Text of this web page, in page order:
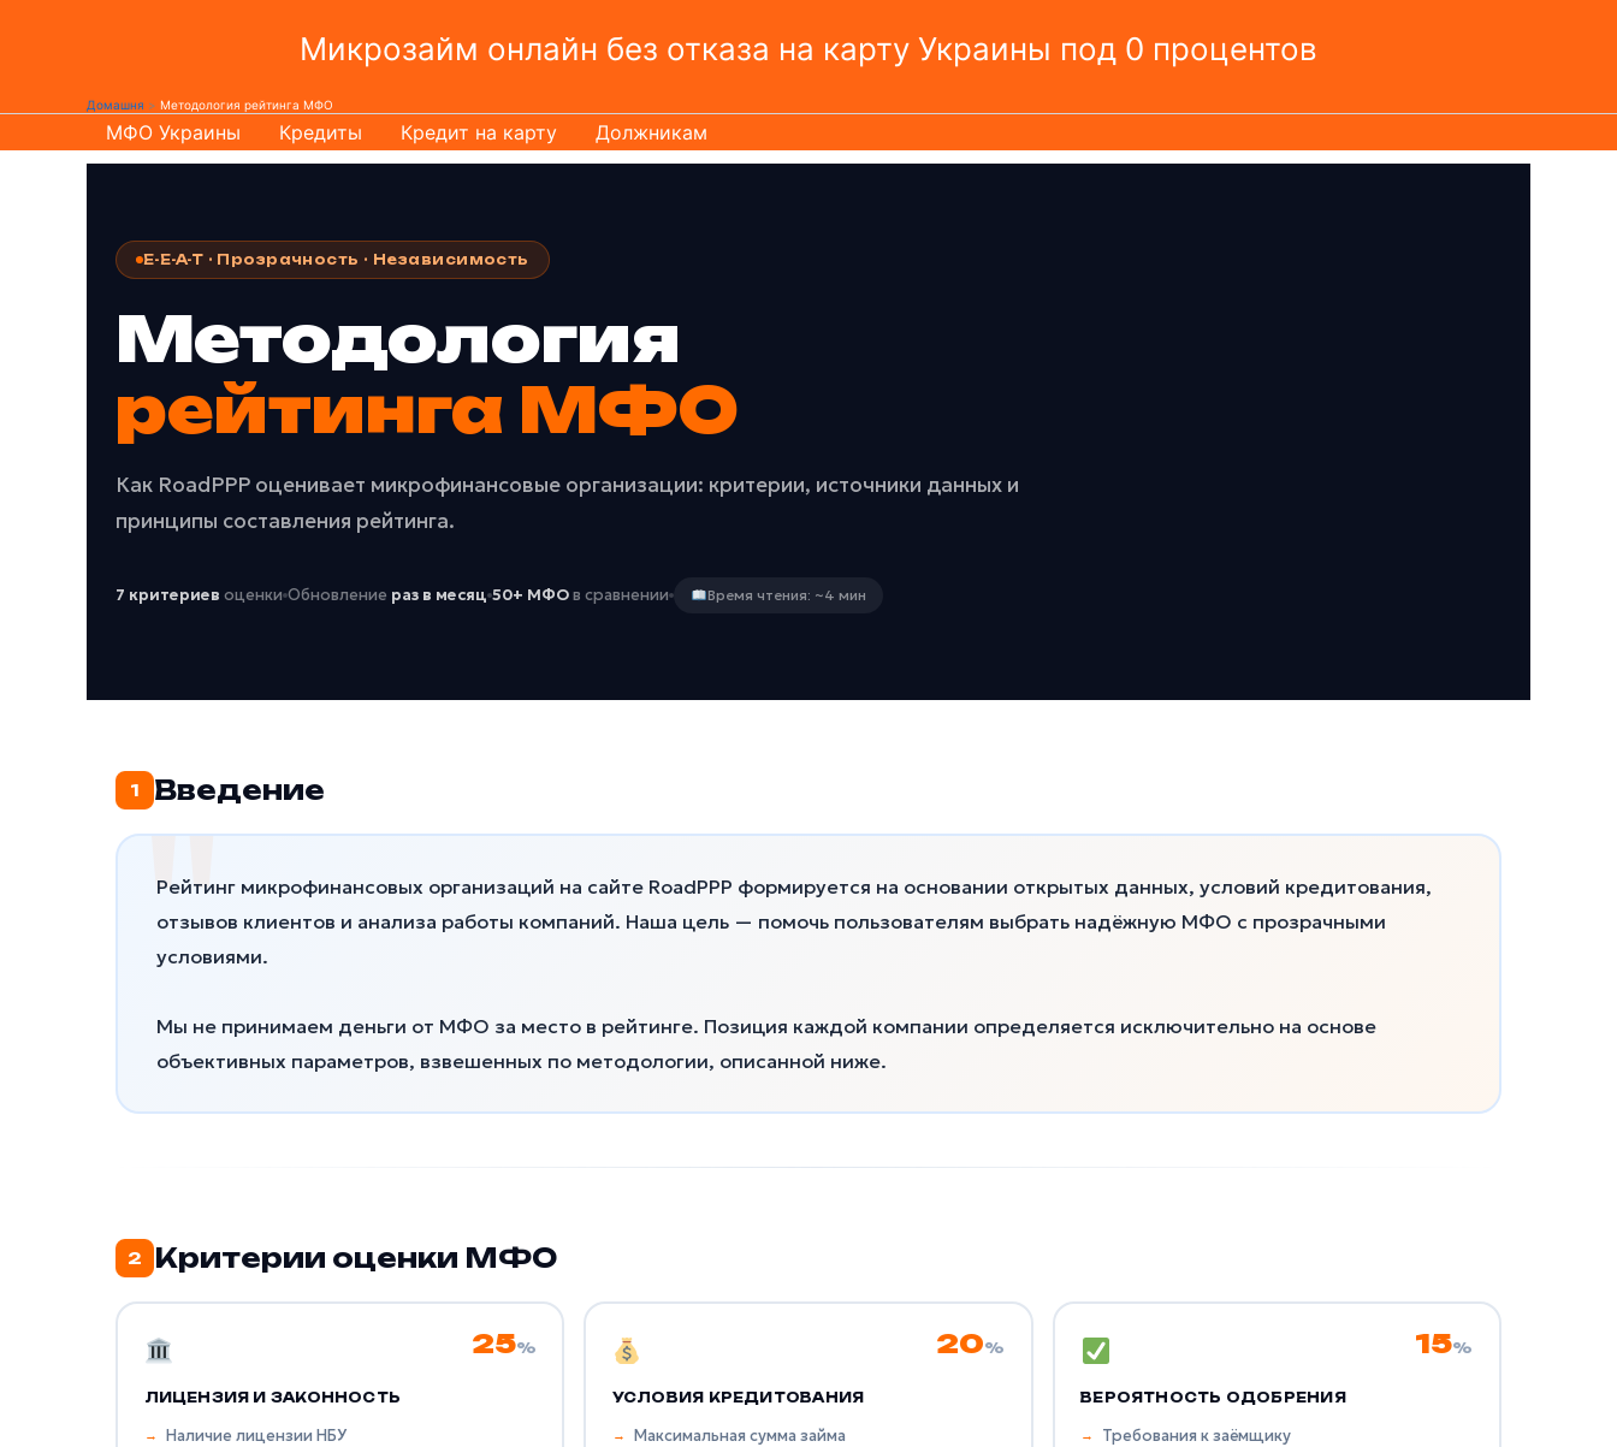
Микрозайм онлайн без отказа на карту Украины под 0 процентов
Домашня Методология рейтинга МФО
МФО Украины Кредиты Кредит на карту Должникам
E-E-A-T · Прозрачность · Независимость
Методология
рейтинга МФО
Как RoadPPP оценивает микрофинансовые организации: критерии, источники данных и
принципы составления рейтинга.
7 критериев оценки Обновление раз в месяц 50+ МФОв сравнении Время чтения: ~4 мин
1 Введение
Рейтинг микрофинансовых организаций на сайте RoadPPP формируется на основании открытых данных, условий кредитования,
отзывов клиентов и анализа работы компаний. Наша цель — помочь пользователям выбрать надёжную МФО с прозрачными
условиями.
Мы не принимаем деньги от МФО за место в рейтинге. Позиция каждой компании определяется исключительно на основе
объективных параметров, взвешенных по методологии, описанной ниже.
2 Критерии оценки МФО
25%
ЛИЦЕНЗИЯ И ЗАКОННОСТЬ
Наличие лицензии НБУ
20%
УСЛОВИЯ КРЕДИТОВАНИЯ
Максимальная сумма займа
15%
ВЕРОЯТНОСТЬ ОДОБРЕНИЯ
Требования к заёмщику